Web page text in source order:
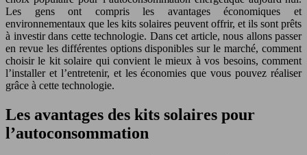
Les gens ont compris les avantages économiques et
environnementaux que les kits solaires peuvent offrir, et ils sont prêts
à investir dans cette technologie. Dans cet article, nous allons passer
en revue les différentes options disponibles sur le marché, comment
choisir le kit solaire qui convient le mieux à vos besoins, comment
l’installer et l’entretenir, et les économies que vous pouvez réaliser
grâce à cette technologie.
Les avantages des kits solaires pour
l’autoconsommation